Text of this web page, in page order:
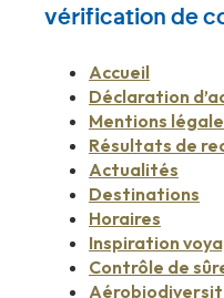
vérification de
Accueil
Déclaration
Mentions
Résultats de
Actualités
Destinations
Horaires
Inspiration
Contrôle de